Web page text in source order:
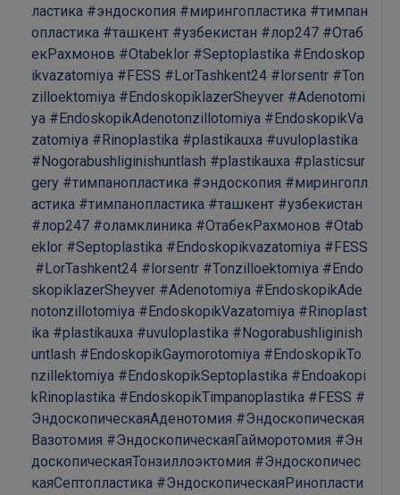
ластика #эндоскопия #мирингопластика #тимпан
опластика #ташкент #узбекистан #лор247 #Отаб
екРахмонов #Otabeklor #Septoplastika #Endoskop
ikvazatomiya #FESS #LorTashkent24 #lorsentr #Ton
zilloektomiya #EndoskopiklazerSheyver #Adenotomi
ya #EndoskopikAdenotonzillotomiya #EndoskopikVa
zatomiya #Rinoplastika #plastikauxa #uvuloplastika
#Nogorabushliginishuntlash #plastikauxa #plasticsur
gery #тимпанопластика #эндоскопия #мирингопл
астика #тимпанопластика #ташкент #узбекистан
#лор247 #оламклиника #ОтабекРахмонов #Otab
eklor #Septoplastika #Endoskopikvazatomiya #FESS
#LorTashkent24 #lorsentr #Tonzilloektomiya #Endo
skopiklazerSheyver #Adenotomiya #EndoskopikAde
notonzillotomiya #EndoskopikVazatomiya #Rinoplast
ika #plastikauxa #uvuloplastika #Nogorabushliginish
untlash #EndoskopikGaymorotomiya #EndoskopikTo
nzillektomiya #EndoskopikSeptoplastika #Endoakopi
kRinoplastika #EndoskopikTimpanoplastika #FESS #
ЭндоскопическаяАденотомия #Эндоскопическая
Вазотомия #ЭндоскопическаяГайморотомия #Эн
доскопическаяТонзиллоэктомия #Эндоскопичес
каяСептопластика #ЭндоскопическаяРинопласти